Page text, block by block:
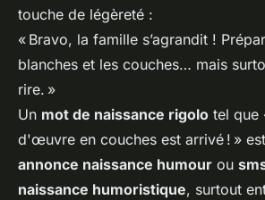
touche de légèreté :
« Bravo, la famille s’agrandit !
blanches et les couches… mais
rire. »
Un mot de naissance rigolo tel que
d'œuvre en couches est arrivé ! »
annonce naissance humour ou
naissance humoristique, surtout